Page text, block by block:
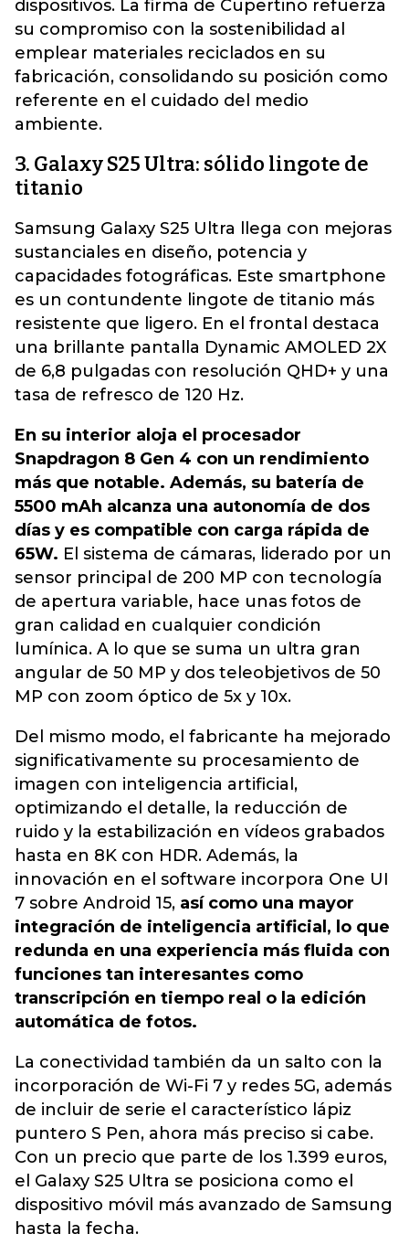
dispositivos. La firma de Cupertino refuerza
su compromiso con la sostenibilidad al
emplear materiales reciclados en su
fabricación, consolidando su posición como
referente en el cuidado del medio
ambiente.
3. Galaxy S25 Ultra: sólido lingote de
titanio
Samsung Galaxy S25 Ultra llega con mejoras
sustanciales en diseño, potencia y
capacidades fotográficas. Este smartphone
es un contundente lingote de titanio más
resistente que ligero. En el frontal destaca
una brillante pantalla Dynamic AMOLED 2X
de 6,8 pulgadas con resolución QHD+ y una
tasa de refresco de 120 Hz.
En su interior aloja el procesador
Snapdragon 8 Gen 4 con un rendimiento
más que notable. Además, su batería de
5500 mAh alcanza una autonomía de dos
días y es compatible con carga rápida de
65W. El sistema de cámaras, liderado por un
sensor principal de 200 MP con tecnología
de apertura variable, hace unas fotos de
gran calidad en cualquier condición
lumínica. A lo que se suma un ultra gran
angular de 50 MP y dos teleobjetivos de 50
MP con zoom óptico de 5x y 10x.
Del mismo modo, el fabricante ha mejorado
significativamente su procesamiento de
imagen con inteligencia artificial,
optimizando el detalle, la reducción de
ruido y la estabilización en vídeos grabados
hasta en 8K con HDR. Además, la
innovación en el software incorpora One UI
7 sobre Android 15, así como una mayor
integración de inteligencia artificial, lo que
redunda en una experiencia más fluida con
funciones tan interesantes como
transcripción en tiempo real o la edición
automática de fotos.
La conectividad también da un salto con la
incorporación de Wi-Fi 7 y redes 5G, además
de incluir de serie el característico lápiz
puntero S Pen, ahora más preciso si cabe.
Con un precio que parte de los 1.399 euros,
el Galaxy S25 Ultra se posiciona como el
dispositivo móvil más avanzado de Samsung
hasta la fecha.